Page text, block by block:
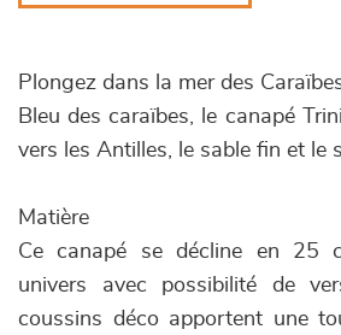
Plongez dans la mer des
Bleu des caraïbes, le canapé
vers les Antilles, le sable fin et le
Matière
Ce canapé se décline en 25
univers avec possibilité de
coussins déco apportent une